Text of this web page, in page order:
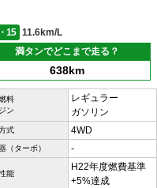
15
11.6km/L
満タンでどこまで走る？
638km
料
ン
レギュラー
ガソリン
式 4WD
（ターボ） -
能
H22年度燃費基準
+5%達成